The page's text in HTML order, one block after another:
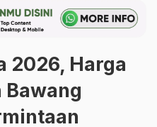
2026, Harga
Bawang